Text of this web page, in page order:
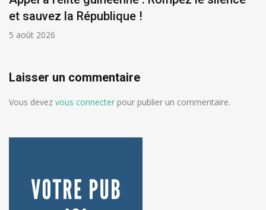
et sauvez la République !
5 août 2026
Laisser un commentaire
Vous devez vous connecter pour publier un commentaire.